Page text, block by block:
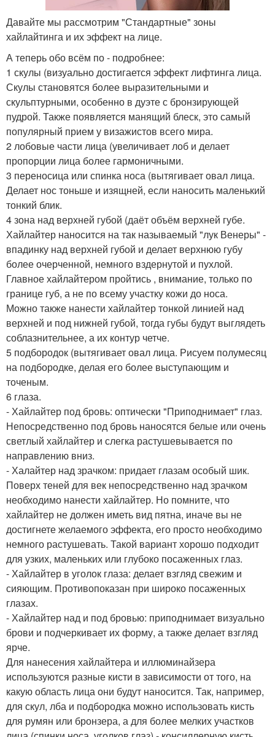
Давайте мы рассмотрим "Стандартные" зоны
хайлайтинга и их эффект на лице.
А теперь обо всём по - подробнее:
1 скулы (визуально достигается эффект лифтинга лица.
Скулы становятся более выразительными и
скульптурными, особенно в дуэте с бронзирующей
пудрой. Также появляется манящий блеск, это самый
популярный прием у визажистов всего мира.
2 лобовые части лица (увеличивает лоб и делает
пропорции лица более гармоничными.
3 переносица или спинка носа (вытягивает овал лица.
Делает нос тоньше и изящней, если наносить маленький
тонкий блик.
4 зона над верхней губой (даёт объём верхней губе.
Хайлайтер наносится на так называемый "лук Венеры" -
впадинку над верхней губой и делает верхнюю губу
более очерченной, немного вздернутой и пухлой.
Главное хайлайтером пройтись , внимание, только по
границе губ, а не по всему участку кожи до носа.
Можно также нанести хайлайтер тонкой линией над
верхней и под нижней губой, тогда губы будут выглядеть
соблазнительнее, а их контур четче.
5 подбородок (вытягивает овал лица. Рисуем полумесяц
на подбородке, делая его более выступающим и
точеным.
6 глаза.
- Хайлайтер под бровь: оптически "Приподнимает" глаз.
Непосредственно под бровь наносятся белые или очень
светлый хайлайтер и слегка растушевывается по
направлению вниз.
- Халайтер над зрачком: придает глазам особый шик.
Поверх теней для век непосредственно над зрачком
необходимо нанести хайлайтер. Но помните, что
хайлайтер не должен иметь вид пятна, иначе вы не
достигнете желаемого эффекта, его просто необходимо
немного растушевать. Такой вариант хорошо подходит
для узких, маленьких или глубоко посаженных глаз.
- Хайлайтер в уголок глаза: делает взгляд свежим и
сияющим. Противопоказан при широко посаженных
глазах.
- Хайлайтер над и под бровью: приподнимает визуально
брови и подчеркивает их форму, а также делает взгляд
ярче.
Для нанесения хайлайтера и иллюминайзера
используются разные кисти в зависимости от того, на
какую область лица они будут наносится. Так, например,
для скул, лба и подбородка можно использовать кисть
для румян или бронзера, а для более мелких участков